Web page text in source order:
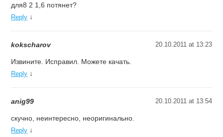
для8 2 1,6 потянет?
Reply ↓
kokscharov 20.10.2011 at 13:23
Извините. Исправил. Можете качать.
Reply ↓
anig99 20.10.2011 at 13:54
скучно, неинтересно, неоригинально.
Reply ↓